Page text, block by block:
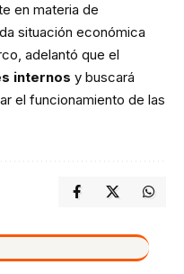
en materia de
situación económica
adelantó que el
internos y buscará
el funcionamiento de las